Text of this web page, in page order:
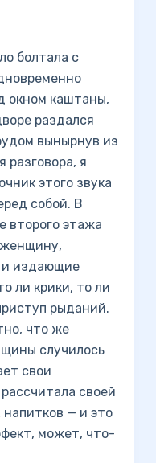
болтала с
окном каштаны,
раздался
вынырнув из
разговора, я
этого звука
собой. В
второго этажа
и издающие
ли крики, то ли
рыданий.
что же
случилось
свои
своей
напитков — и это
может, что-